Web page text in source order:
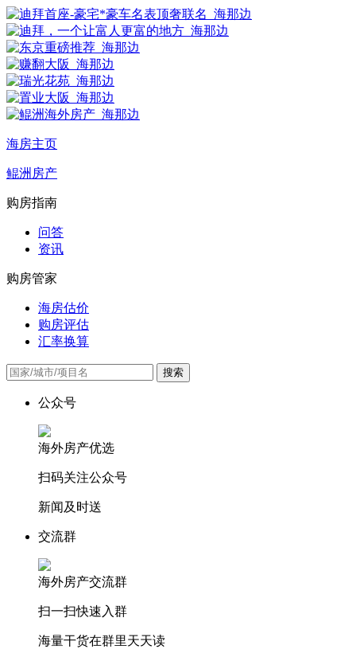
海房主页
鲲洲房产
购房指南
问答
资讯
购房管家
海房估价
购房评估
汇率换算
搜索
公众号
海外房产优选
扫码关注公众号
新闻及时送
交流群
海外房产交流群
扫一扫快速入群
海量干货在群里天天读